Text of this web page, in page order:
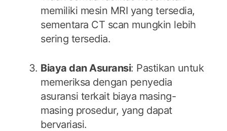
memiliki mesin MRI yang tersedia,
sementara CT scan mungkin lebih
sering tersedia.
Biaya dan Asuransi: Pastikan untuk
memeriksa dengan penyedia
asuransi terkait biaya masing-
masing prosedur, yang dapat
bervariasi.